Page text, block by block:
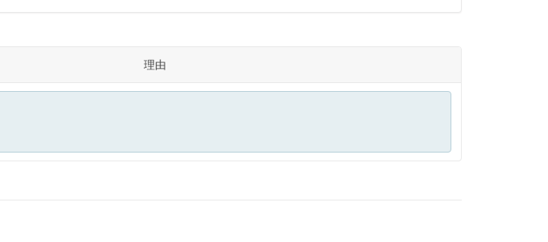
理由